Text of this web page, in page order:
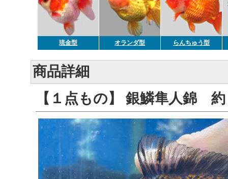
琉金型 オランダ型 らんちゅう型
商品詳細
【１点もの】 銀鱗隼人錦